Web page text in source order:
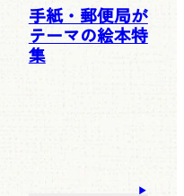
手紙・郵便局が
テーマの絵本特
集